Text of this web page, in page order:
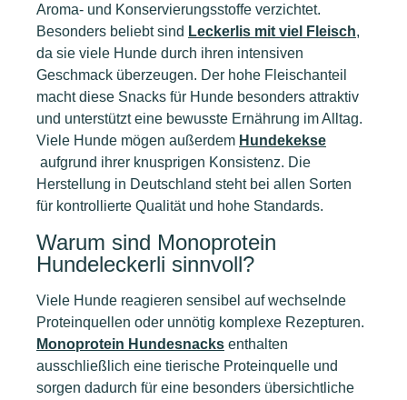
Aroma- und Konservierungsstoffe verzichtet.
Besonders beliebt sind Leckerlis mit viel Fleisch,
da sie viele Hunde durch ihren intensiven
Geschmack überzeugen. Der hohe Fleischanteil
macht diese Snacks für Hunde besonders attraktiv
und unterstützt eine bewusste Ernährung im Alltag.
Viele Hunde mögen außerdem Hundekekse
aufgrund ihrer knusprigen Konsistenz. Die
Herstellung in Deutschland steht bei allen Sorten
für kontrollierte Qualität und hohe Standards.
Warum sind Monoprotein
Hundeleckerli sinnvoll?
Viele Hunde reagieren sensibel auf wechselnde
Proteinquellen oder unnötig komplexe Rezepturen.
Monoprotein Hundesnacks enthalten
ausschließlich eine tierische Proteinquelle und
sorgen dadurch für eine besonders übersichtliche